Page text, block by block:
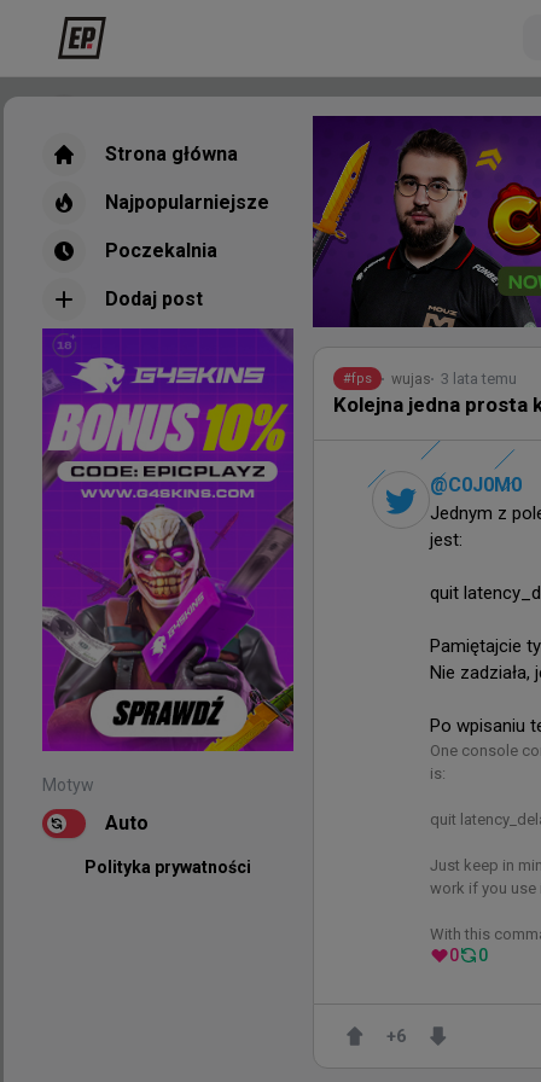
Dodaj post
Motyw
Nowe
wojteq 25 minut temu
Robi wrażenie...
fnatic,
Strona główna
Najpopularniejsze
Poczekalnia
Dodaj post
Motyw
Auto
Polityka prywatności
#fps wujas 3 lata temu
Kolejna jedna prosta
@C0J0M0
Jednym z
jest:
quit
Pamiętajcie
Nie zadziała,
Po wpisaniu
One console
is:
quit
Just keep in
work if you use
With this
0 0
+6